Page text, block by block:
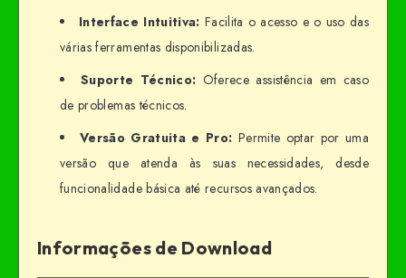
Interface Intuitiva: Facilita o acesso e o uso das
várias ferramentas disponibilizadas.
Suporte Técnico: Oferece assistência em caso
de problemas técnicos.
Versão Gratuita e Pro: Permite optar por uma
versão que atenda às suas necessidades, desde
funcionalidade básica até recursos avançados.
Informações de Download